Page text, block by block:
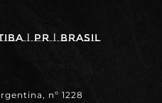
| PR | BRASIL
nº 1228